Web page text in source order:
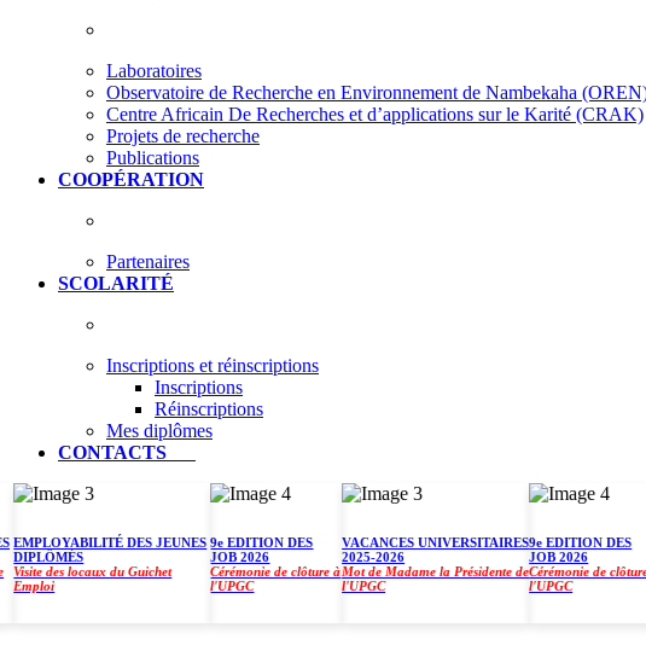
Laboratoires
Observatoire de Recherche en Environnement de Nambekaha
Centre Africain De Recherches et d’applications sur le Karité (CRAK)
Projets de recherche
Publications
COOPÉRATION
Partenaires
SCOLARITÉ
Inscriptions et réinscriptions
Inscriptions
Réinscriptions
Mes diplômes
CONTACTS
DES JEUNES
des locaux du Guichet
9e EDITION DES
JOB 2026
Cérémonie de clôture à
l'UPGC
VACANCES UNIVERSITAIRES
2025-2026
Mot de Madame la Présidente de
l'UPGC
9e EDITION DES
JOB 2026
Cérémonie de clôture à
l'UPGC